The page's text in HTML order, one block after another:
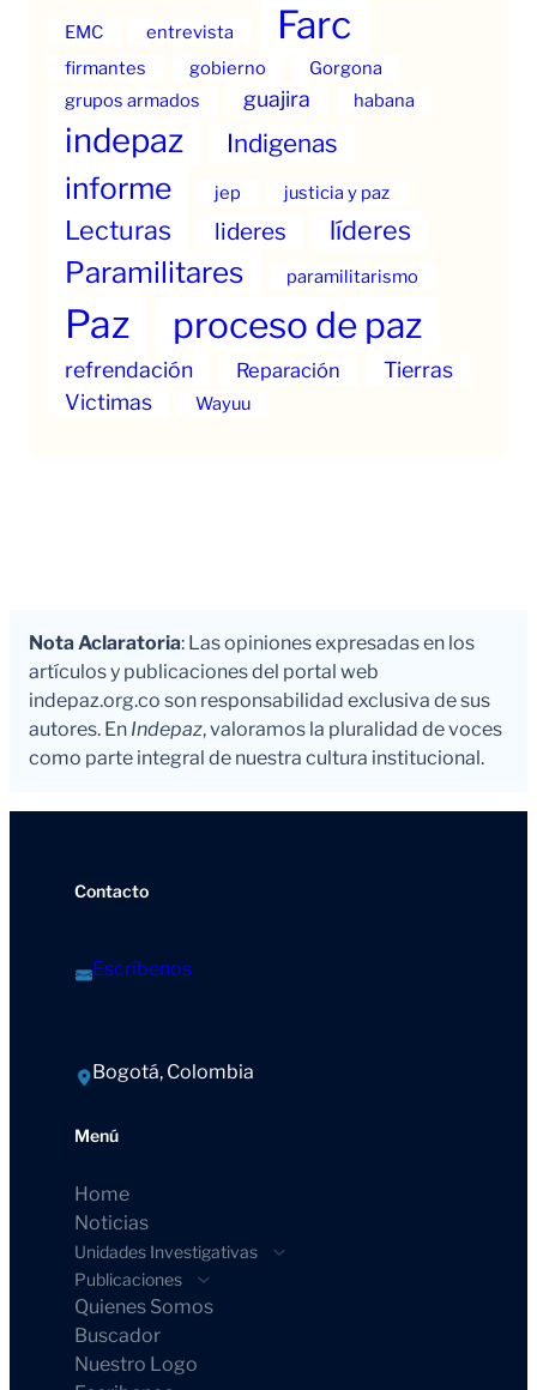
EMC entrevista Farc
firmantes gobierno
Gorgona
grupos armados
guajira habana
indepaz Indigenas
informe jep justicia y paz
Lecturas lideres líderes
Paramilitares paramilitarismo
Paz proceso de paz
refrendación Reparación
Tierras
Victimas
Wayuu
Nota Aclaratoria: Las opiniones expresadas en los
artículos y publicaciones del portal web
indepaz.org.co son responsabilidad exclusiva de sus
autores. En Indepaz, valoramos la pluralidad de voces
como parte integral de nuestra cultura institucional.
Contacto
Escríbenos
Bogotá, Colombia
Menú
Home
Noticias
Unidades Investigativas
Publicaciones
Quienes Somos
Buscador
Nuestro Logo